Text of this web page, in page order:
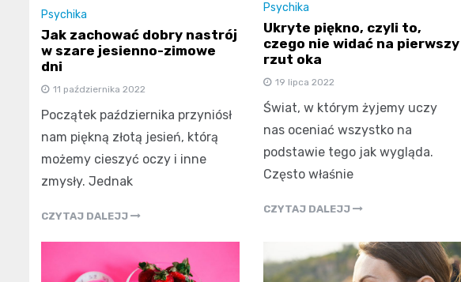
Psychika
Jak zachować dobry nastrój
w szare jesienno-zimowe
dni
11 października 2022
Początek października przyniósł
nam piękną złotą jesień, którą
możemy cieszyć oczy i inne
zmysły. Jednak
CZYTAJ DALEJJ
Psychika
Ukryte piękno, czyli to,
czego nie widać na pierwszy
rzut oka
19 lipca 2022
Świat, w którym żyjemy uczy
nas oceniać wszystko na
podstawie tego jak wygląda.
Często właśnie
CZYTAJ DALEJJ